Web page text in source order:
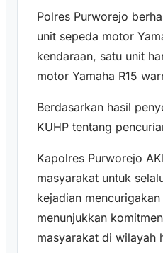
Polres Purworejo
unit sepeda motor
kendaraan, satu unit
motor Yamaha R15
Berdasarkan hasil
KUHP tentang
Kapolres Purworejo
masyarakat untuk
kejadian
menunjukkan
masyarakat di wilayah